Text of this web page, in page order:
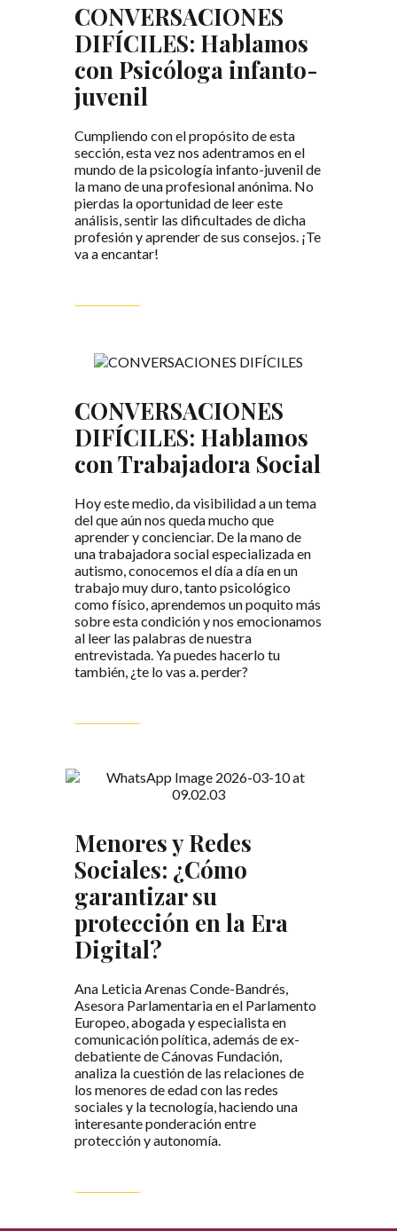
CONVERSACIONES
DIFÍCILES: Hablamos
con Psicóloga infanto-
juvenil
Cumpliendo con el propósito de esta
sección, esta vez nos adentramos en el
mundo de la psicología infanto-juvenil de
la mano de una profesional anónima. No
pierdas la oportunidad de leer este
análisis, sentir las dificultades de dicha
profesión y aprender de sus consejos. ¡Te
va a encantar!
CONVERSACIONES
DIFÍCILES: Hablamos
con Trabajadora Social
Hoy este medio, da visibilidad a un tema
del que aún nos queda mucho que
aprender y concienciar. De la mano de
una trabajadora social especializada en
autismo, conocemos el día a día en un
trabajo muy duro, tanto psicológico
como físico, aprendemos un poquito más
sobre esta condición y nos emocionamos
al leer las palabras de nuestra
entrevistada. Ya puedes hacerlo tu
también, ¿te lo vas a. perder?
Menores y Redes
Sociales: ¿Cómo
garantizar su
protección en la Era
Digital?
Ana Leticia Arenas Conde-Bandrés,
Asesora Parlamentaria en el Parlamento
Europeo, abogada y especialista en
comunicación política, además de ex-
debatiente de Cánovas Fundación,
analiza la cuestión de las relaciones de
los menores de edad con las redes
sociales y la tecnología, haciendo una
interesante ponderación entre
protección y autonomía.